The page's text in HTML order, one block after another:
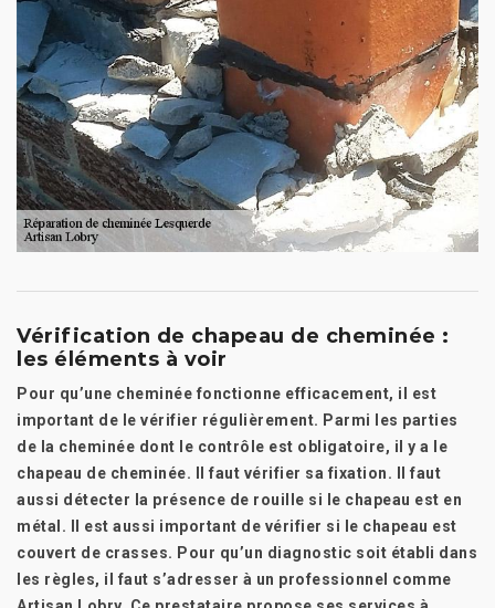
Vérification de chapeau de cheminée :
les éléments à voir
Pour qu’une cheminée fonctionne efficacement, il est
important de le vérifier régulièrement. Parmi les parties
de la cheminée dont le contrôle est obligatoire, il y a le
chapeau de cheminée. Il faut vérifier sa fixation. Il faut
aussi détecter la présence de rouille si le chapeau est en
métal. Il est aussi important de vérifier si le chapeau est
couvert de crasses. Pour qu’un diagnostic soit établi dans
les règles, il faut s’adresser à un professionnel comme